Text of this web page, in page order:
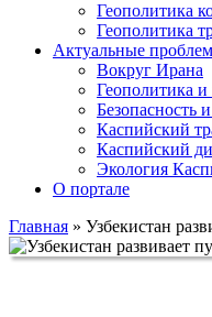
Геополитика
Геополитика
Актуальные
Вокруг Ирана
Геополитика и
Безопасность
Каспийский
Каспийский
Экология
О портале
Главная » Узбекистан